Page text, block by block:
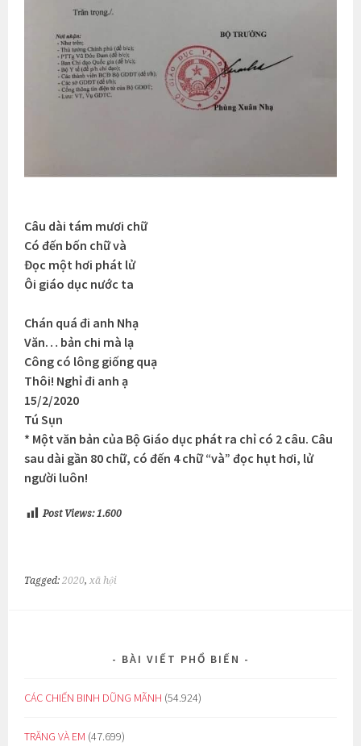
Câu dài tám mươi chữ
Có đến bốn chữ và
Đọc một hơi phát lử
Ôi giáo dục nước ta
Chán quá đi anh Nhạ
Văn… bản chi mà lạ
Công có lông giống quạ
Thôi! Nghỉ đi anh ạ
15/2/2020
Tú Sụn
* Một văn bản của Bộ Giáo dục phát ra chỉ có 2 câu. Câu
sau dài gần 80 chữ, có đến 4 chữ “và” đọc hụt hơi, lử
người luôn!
Post Views: 1.600
Tagged:2020,xã hội
BÀI VIẾT PHỔ BIẾN
CÁC CHIẾN BINH DŨNG MÃNH (54.924)
TRĂNG VÀ EM (47.699)